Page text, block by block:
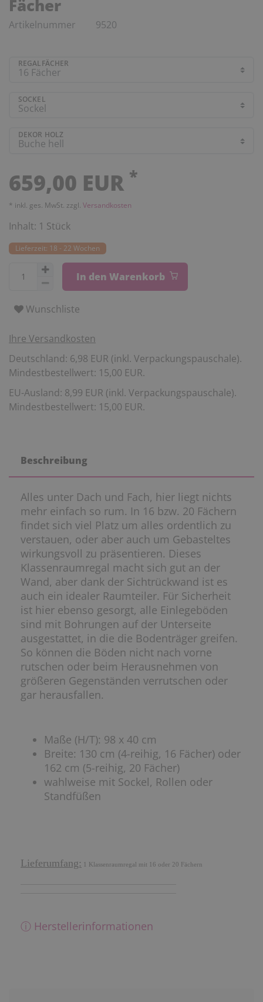
Fächer
Artikelnummer 9520
REGALFÄCHER
SOCKEL
DEKOR HOLZ
659,00 EUR *
* inkl. ges. MwSt. zzgl. Versandkosten
Inhalt: 1 Stück
Lieferzeit: 18 - 22 Wochen
In den Warenkorb
Wunschliste
Ihre Versandkosten
Deutschland: 6,98 EUR (inkl. Verpackungspauschale).
Mindestbestellwert: 15,00 EUR.
EU-Ausland: 8,99 EUR (inkl. Verpackungspauschale).
Mindestbestellwert: 15,00 EUR.
Beschreibung
Alles unter Dach und Fach, hier liegt nichts
mehr einfach so rum. In 16 bzw. 20 Fächern
findet sich viel Platz um alles ordentlich zu
verstauen, oder aber auch um Gebasteltes
wirkungsvoll zu präsentieren. Dieses
Klassenraumregal macht sich gut an der
Wand, aber dank der Sichtrückwand ist es
auch ein idealer Raumteiler. Für Sicherheit
ist hier ebenso gesorgt, alle Einlegeböden
sind mit Bohrungen auf der Unterseite
ausgestattet, in die die Bodenträger greifen.
So können die Böden nicht nach vorne
rutschen oder beim Herausnehmen von
größeren Gegenständen verrutschen oder
gar herausfallen.
Maße (H/T): 98 x 40 cm
Breite: 130 cm (4-reihig, 16 Fächer) oder
162 cm (5-reihig, 20 Fächer)
wahlweise mit Sockel, Rollen oder
Standfüßen
Lieferumfang: 1 Klassenraumregal mit 16 oder 20 Fächern
ⓘ Herstellerinformationen